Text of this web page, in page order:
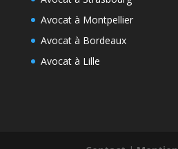
Avocat à Montpellier
Avocat à Bordeaux
Avocat à Lille